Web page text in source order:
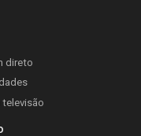
direto